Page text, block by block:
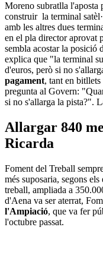
Moreno subratlla l'aposta
construir la terminal
amb les altres dues
en el pla director aprovat
sembla acostar la posició
explica que "la terminal
d'euros, però si no
pagament, tant en
pregunta al Govern:
si no s'allarga la pista?".
Allargar 840
Ricarda
Foment del Treball
més suposaria, segons
treball, ampliada a
d'Aena va ser aterrat,
l'Ampiació, que va fer
l'octubre passat.